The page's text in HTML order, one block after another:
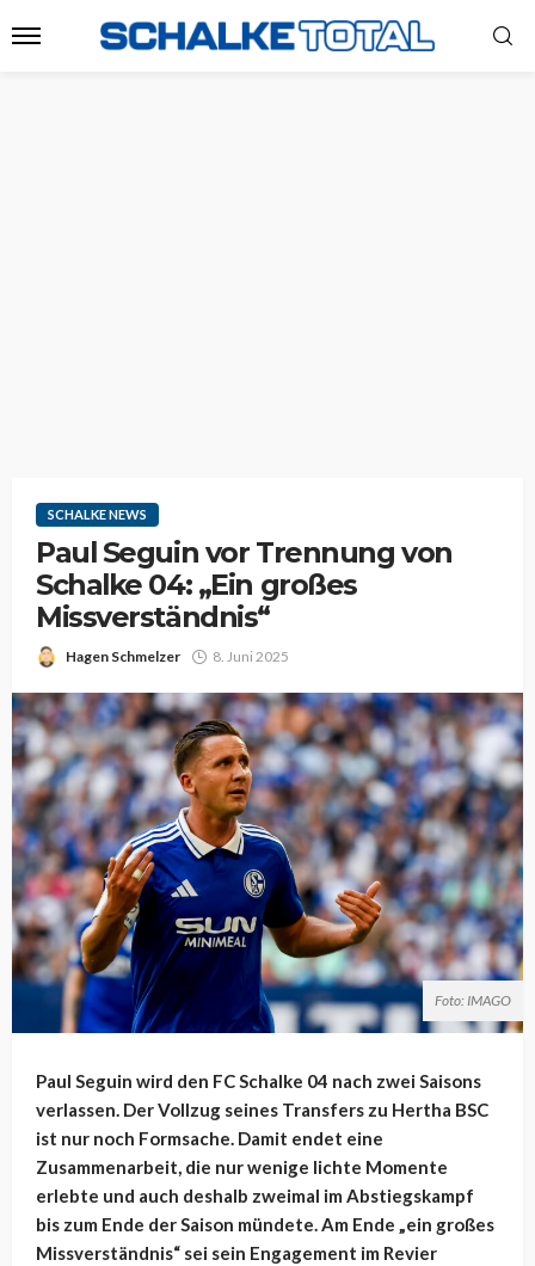
SCHALKE NEWS
Paul Seguin vor Trennung von
Schalke 04: „Ein großes
Missverständnis“
Hagen Schmelzer 8. Juni 2025
Foto: IMAGO
Paul Seguin wird den FC Schalke 04 nach zwei Saisons
verlassen. Der Vollzug seines Transfers zu Hertha BSC
ist nur noch Formsache. Damit endet eine
Zusammenarbeit, die nur wenige lichte Momente
erlebte und auch deshalb zweimal im Abstiegskampf
bis zum Ende der Saison mündete. Am Ende „ein großes
Missverständnis“ sei sein Engagement im Revier